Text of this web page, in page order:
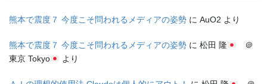
熊本で震度７ 今度こそ問われるメディアの姿勢 に AuO2 より
熊本で震度７ 今度こそ問われるメディアの姿勢 に 松田 隆
＠
東京 Tokyo
より